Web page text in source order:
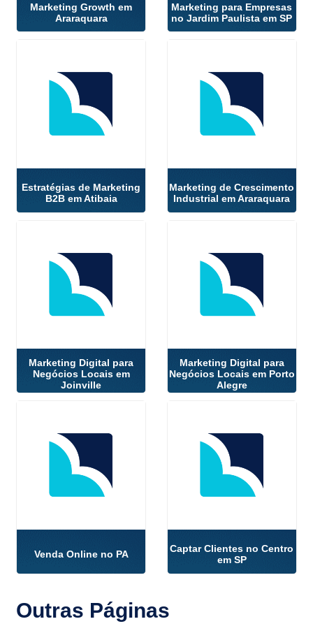
Marketing Growth em
Araraquara
Marketing para Empresas
no Jardim Paulista em SP
Estratégias de Marketing
B2B em Atibaia
Marketing de Crescimento
Industrial em Araraquara
Marketing Digital para
Negócios Locais em
Joinville
Marketing Digital para
Negócios Locais em Porto
Alegre
Venda Online no PA
Captar Clientes no Centro
em SP
Outras Páginas